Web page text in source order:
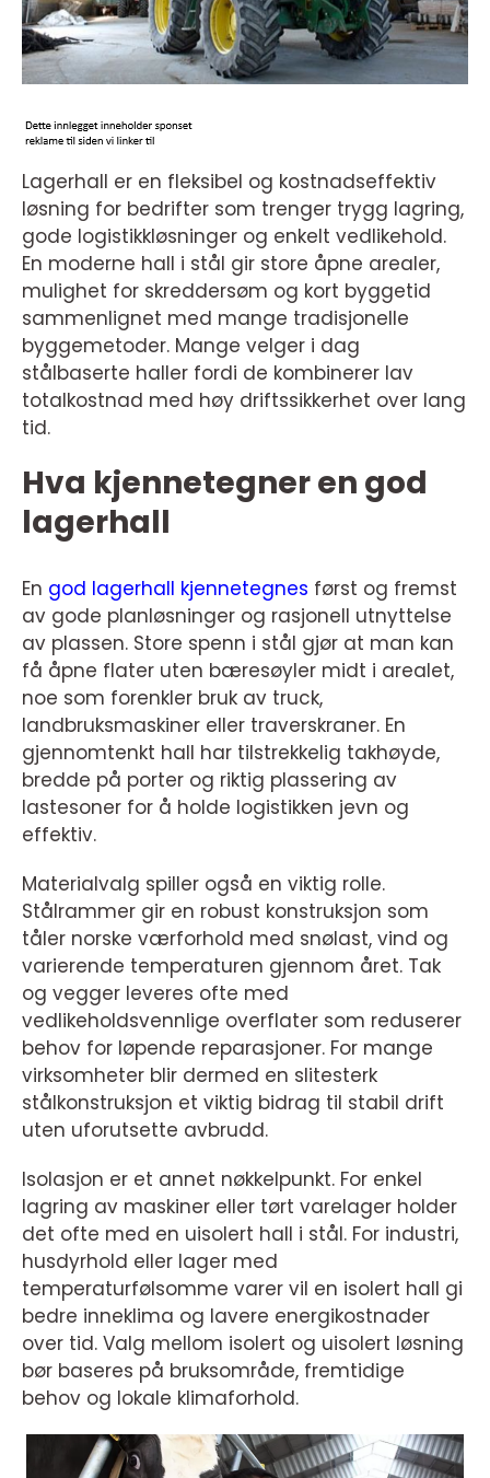
Lagerhall er en fleksibel og kostnadseffektiv
løsning for bedrifter som trenger trygg lagring,
gode logistikkløsninger og enkelt vedlikehold.
En moderne hall i stål gir store åpne arealer,
mulighet for skreddersøm og kort byggetid
sammenlignet med mange tradisjonelle
byggemetoder. Mange velger i dag
stålbaserte haller fordi de kombinerer lav
totalkostnad med høy driftssikkerhet over lang
tid.
Hva kjennetegner en god
lagerhall
En god lagerhall kjennetegnes først og fremst
av gode planløsninger og rasjonell utnyttelse
av plassen. Store spenn i stål gjør at man kan
få åpne flater uten bæresøyler midt i arealet,
noe som forenkler bruk av truck,
landbruksmaskiner eller traverskraner. En
gjennomtenkt hall har tilstrekkelig takhøyde,
bredde på porter og riktig plassering av
lastesoner for å holde logistikken jevn og
effektiv.
Materialvalg spiller også en viktig rolle.
Stålrammer gir en robust konstruksjon som
tåler norske værforhold med snølast, vind og
varierende temperaturen gjennom året. Tak
og vegger leveres ofte med
vedlikeholdsvennlige overflater som reduserer
behov for løpende reparasjoner. For mange
virksomheter blir dermed en slitesterk
stålkonstruksjon et viktig bidrag til stabil drift
uten uforutsette avbrudd.
Isolasjon er et annet nøkkelpunkt. For enkel
lagring av maskiner eller tørt varelager holder
det ofte med en uisolert hall i stål. For industri,
husdyrhold eller lager med
temperaturfølsomme varer vil en isolert hall gi
bedre inneklima og lavere energikostnader
over tid. Valg mellom isolert og uisolert løsning
bør baseres på bruksområde, fremtidige
behov og lokale klimaforhold.